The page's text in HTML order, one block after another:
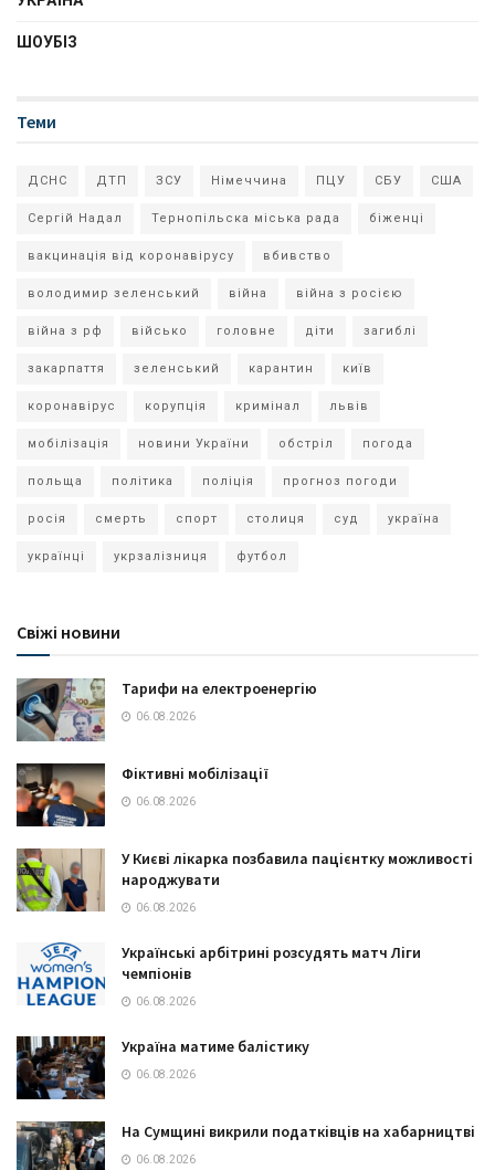
ШОУБІЗ
Теми
ДСНС ДТП ЗСУ Німеччина ПЦУ СБУ США
Сергій Надал Тернопільска міська рада біженці
вакцинація від коронавірусу вбивство
володимир зеленський війна війна з росією
війна з рф військо головне діти загиблі
закарпаття зеленський карантин київ
коронавірус корупція кримінал львів
мобілізація новини України обстріл погода
польща політика поліція прогноз погоди
росія смерть спорт столиця суд україна
українці укрзалізниця футбол
Свіжі новини
Тарифи на електроенергію
06.08.2026
Фіктивні мобілізації
06.08.2026
У Києві лікарка позбавила пацієнтку можливості
народжувати
06.08.2026
Українські арбітрині розсудять матч Ліги
чемпіонів
06.08.2026
Україна матиме балістику
06.08.2026
На Сумщині викрили податківців на хабарництві
06.08.2026